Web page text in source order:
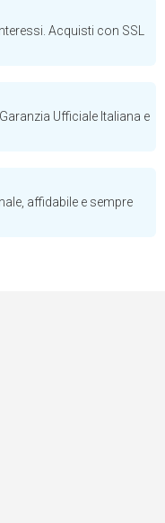
Acquisti con SSL
Ufficiale Italiana e
affidabile e sempre